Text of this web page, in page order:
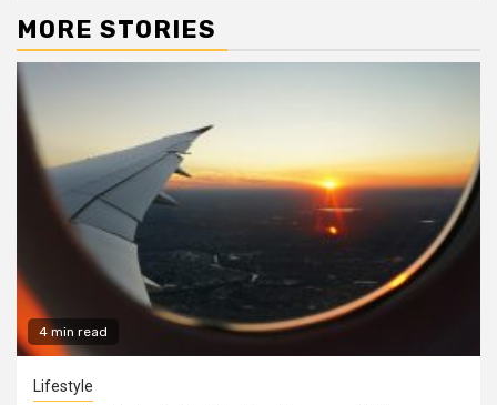
MORE STORIES
4 min read
Lifestyle